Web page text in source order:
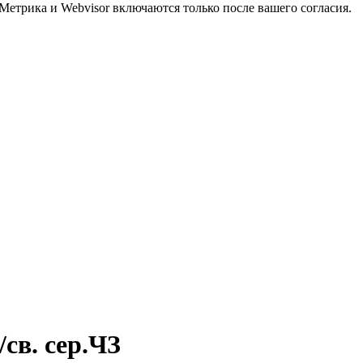
и Webvisor включаются только после вашего согласия.
сер.ЧЗ